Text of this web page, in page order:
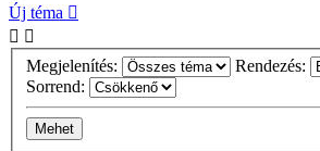
Új téma
Megjelenítés:
Rendezés:
Sorrend: